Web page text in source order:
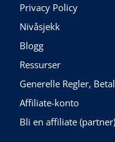
Privacy Policy
Nivåsjekk
Blogg
Ressurser
Generelle Regler,
Affiliate-konto
Bli en affiliate (partner)